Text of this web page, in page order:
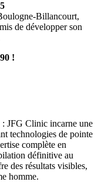
Billancourt,
de développer son
!
: JFG Clinic incarne une
technologies de pointe
complète en
définitive au
des résultats visibles,
homme.